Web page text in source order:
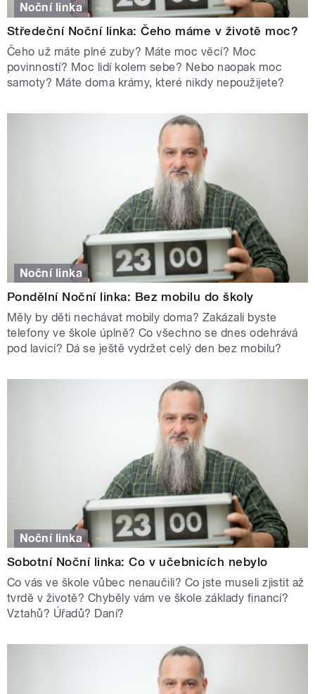
Noční linka
Středeční Noční linka: Čeho máme v životě moc?
Čeho už máte plné zuby? Máte moc věcí? Moc
povinností? Moc lidí kolem sebe? Nebo naopak moc
samoty? Máte doma krámy, které nikdy nepoužijete?
Noční linka
Pondělní Noční linka: Bez mobilu do školy
Měly by děti nechávat mobily doma? Zakázali byste
telefony ve škole úplně? Co všechno se dnes odehrává
pod lavicí? Dá se ještě vydržet celý den bez mobilu?
Noční linka
Sobotní Noční linka: Co v učebnicích nebylo
Co vás ve škole vůbec nenaučili? Co jste museli zjistit až
tvrdě v životě? Chyběly vám ve škole základy financí?
Vztahů? Úřadů? Daní?